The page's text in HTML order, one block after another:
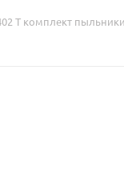
T комплект